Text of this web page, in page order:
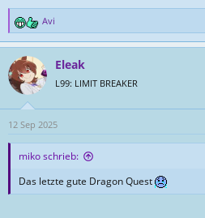
R
e
k
t
o
n
Avi
Eleak
L99: LIMIT BREAKER
12 Sep 2025
miko schrieb:
Das letzte gute Dragon Quest